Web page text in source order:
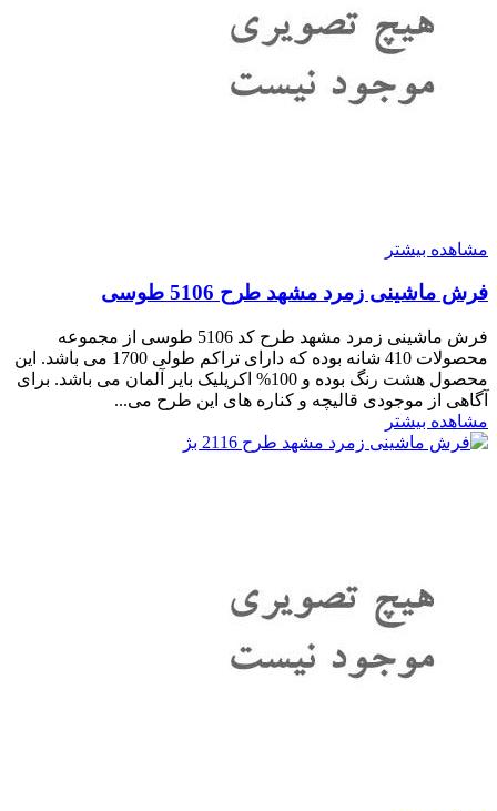
مشاهده بیشتر
فرش ماشینی زمرد مشهد طرح 5106 طوسی
فرش ماشینی زمرد مشهد طرح کد 5106 طوسی از مجموعه
محصولات 410 شانه بوده که دارای تراکم طولی 1700 می باشد. این
محصول هشت رنگ بوده و 100% اکریلیک بایر آلمان می باشد. برای
آگاهی از موجودی قالیچه و کناره های این طرح می...
مشاهده بیشتر